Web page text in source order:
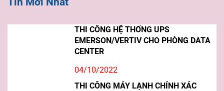
THI CÔNG HỆ THỐNG UPS
EMERSON/VERTIV CHO PHÒNG DATA
CENTER
04/10/2022
THI CÔNG MÁY LẠNH CHÍNH XÁC